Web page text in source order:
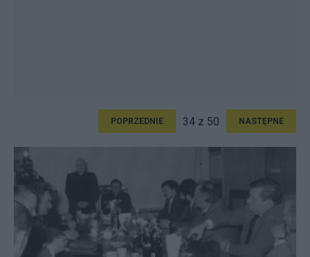
POPRZEDNIE 34 z 50 NASTĘPNE